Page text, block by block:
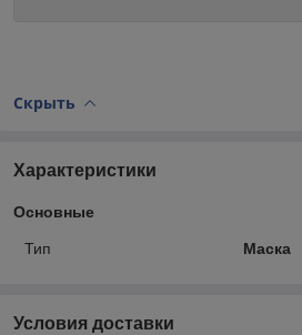
Скрыть
Характеристики
Основные
Тип Маска
Условия доставки